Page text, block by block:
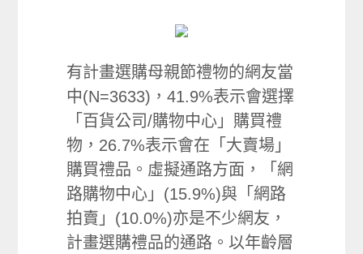
有計畫選購母親節禮物的網友當
中(N=3633)，41.9%表示會選擇
「百貨公司/購物中心」購買禮
物，26.7%表示會在「大賣場」
購買禮品。虛擬通路方面，「網
路購物中心」(15.9%)與「網路
拍賣」(10.0%)亦是不少網友，
計畫選購禮品的通路。以年齡層